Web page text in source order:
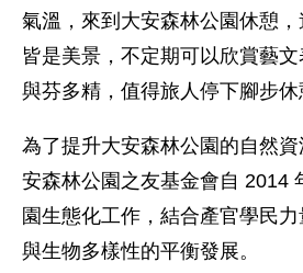
氣溫，來到大安森林公園休憩
皆是美景，不定期可以欣賞藝
與芬多精，值得旅人停下腳步休
為了提升大安森林公園的自然
安森林公園之友基金會自 2014
園生態化工作，結合產官學民
與生物多樣性的平衡發展。